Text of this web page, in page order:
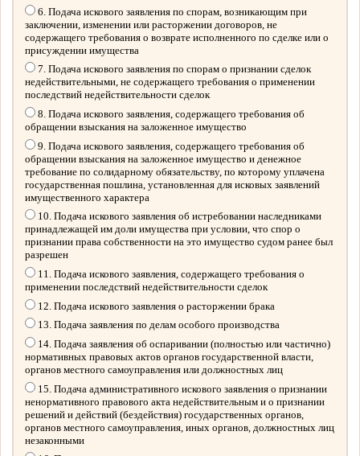
6. Подача искового заявления по спорам, возникающим при
заключении, изменении или расторжении договоров, не
содержащего требования о возврате исполненного по сделке или о
присуждении имущества
7. Подача искового заявления по спорам о признании сделок
недействительными, не содержащего требования о применении
последствий недействительности сделок
8. Подача искового заявления, содержащего требования об
обращении взыскания на заложенное имущество
9. Подача искового заявления, содержащего требования об
обращении взыскания на заложенное имущество и денежное
требование по солидарному обязательству, по которому уплачена
государственная пошлина, установленная для исковых заявлений
имущественного характера
10. Подача искового заявления об истребовании наследниками
принадлежащей им доли имущества при условии, что спор о
признании права собственности на это имущество судом ранее был
разрешен
11. Подача искового заявления, содержащего требования о
применении последствий недействительности сделок
12. Подача искового заявления о расторжении брака
13. Подача заявления по делам особого производства
14. Подача заявления об оспаривании (полностью или частично)
нормативных правовых актов органов государственной власти,
органов местного самоуправления или должностных лиц
15. Подача административного искового заявления о признании
ненормативного правового акта недействительным и о признании
решений и действий (бездействия) государственных органов,
органов местного самоуправления, иных органов, должностных лиц
незаконными